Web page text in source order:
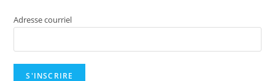
Adresse courriel